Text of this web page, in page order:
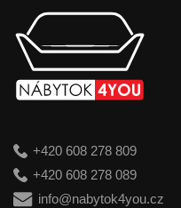
+420 608 278 809
+420 608 278 089
info@nabytok4you.cz